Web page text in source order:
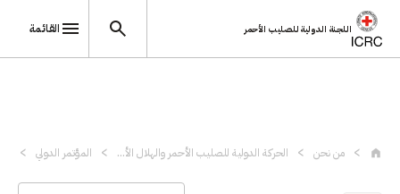
اللجنة الدولية للصليب الأحمر القائمة
من نحن الحركة الدولية للصليب الأحمر والهلال الأ... المؤتمر الدولي